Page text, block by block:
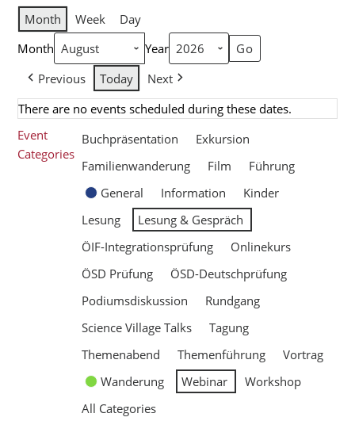
Month
Week
Day
Month
Year
Previous
Today
Next
There are no events scheduled during these dates.
Event
Categories
Buchpräsentation
Exkursion
Familienwanderung
Film
Führung
General
Information
Kinder
Lesung
Lesung & Gespräch
ÖIF-Integrationsprüfung
Onlinekurs
ÖSD Prüfung
ÖSD-Deutschprüfung
Podiumsdiskussion
Rundgang
Science Village Talks
Tagung
Themenabend
Themenführung
Vortrag
Wanderung
Webinar
Workshop
All Categories